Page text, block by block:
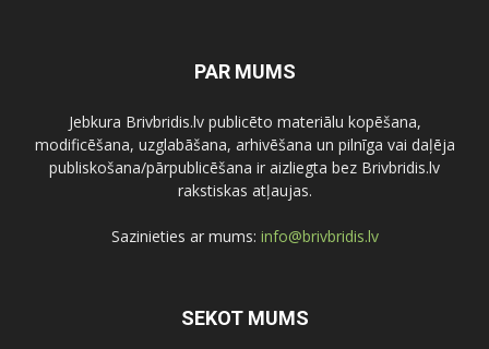
PAR MUMS
Jebkura Brivbridis.lv publicēto materiālu kopēšana,
modificēšana, uzglabāšana, arhivēšana un pilnīga vai daļēja
publiskošana/pārpublicēšana ir aizliegta bez Brivbridis.lv
rakstiskas atļaujas.
Sazinieties ar mums: info@brivbridis.lv
SEKOT MUMS